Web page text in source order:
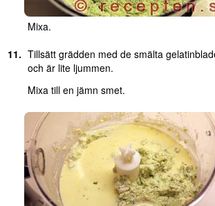
Mixa.
Tillsätt grädden med de smälta
och är lite ljummen.
Mixa till en jämn smet.